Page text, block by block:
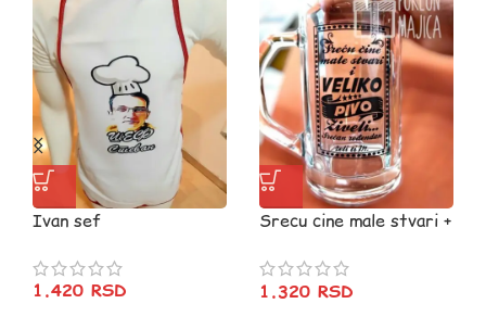
Ivan sef
1.420 RSD
Srecu cine male stvari +
1.320 RSD